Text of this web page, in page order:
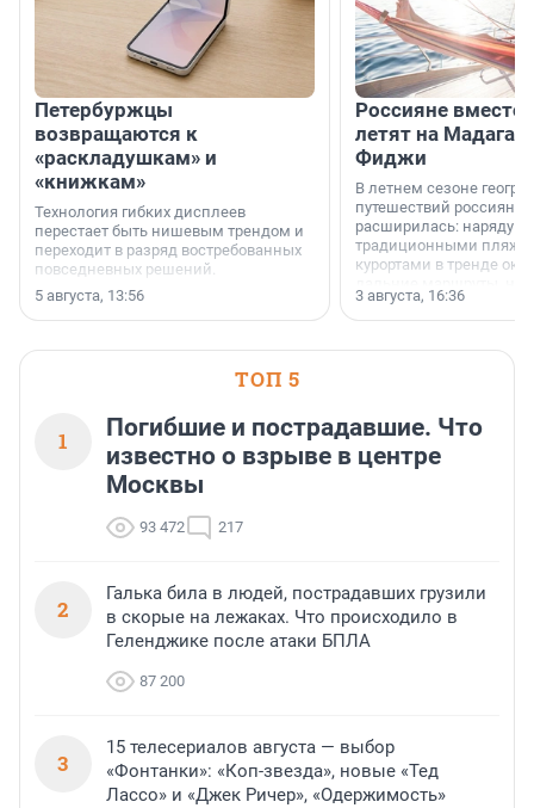
Петербуржцы
возвращаются к
«раскладушкам» и
«книжкам»
Технология гибких дисплеев
перестает быть нишевым трендом и
переходит в разряд востребованных
повседневных решений.
5 августа, 13:56
Россияне вместо
летят на
Фиджи
В летнем сезоне
путешествий россиян
расширилась: наряду с
традиционными
курортами в тренде
острова Африки и Азии,
свидетельствуют
3 августа, 16:36
ТОП 5
1
Погибшие и пострадавшие. Что
известно о взрыве в центре
Москвы
93 472 217
2
Галька била в людей, пострадавших грузили
в скорые на лежаках. Что происходило в
Геленджике после атаки БПЛА
87 200
3
15 телесериалов августа — выбор
«Фонтанки»: «Коп-звезда», новые «Тед
Лассо» и «Джек Ричер», «Одержимость»